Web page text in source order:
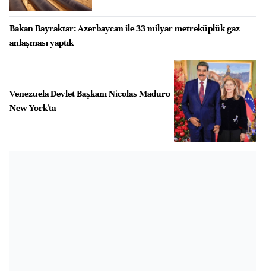
Bakan Bayraktar: Azerbaycan ile 33 milyar metreküplük gaz
anlaşması yaptık
Venezuela Devlet Başkanı Nicolas Maduro
New York'ta